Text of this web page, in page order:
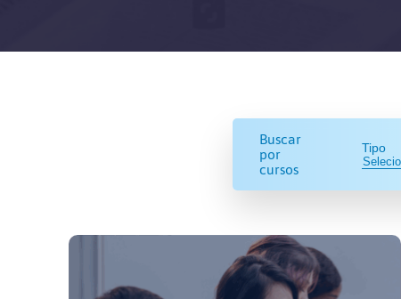
Buscar
por
cursos
Tipo